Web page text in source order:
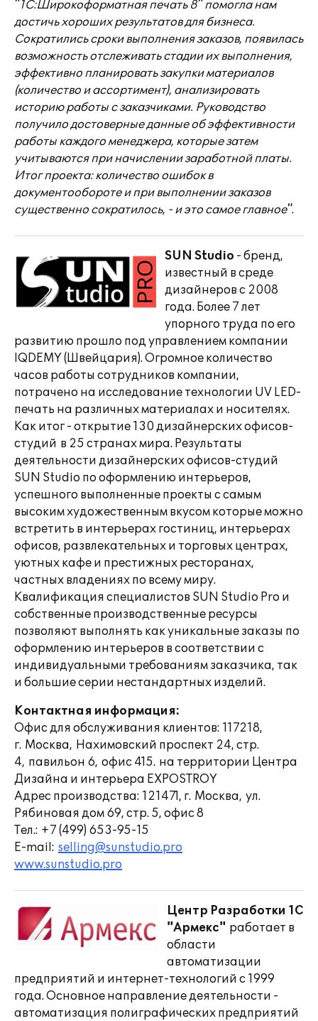
"1С:Широкоформатная печать 8" помогла нам
достичь хороших результатов для бизнеса.
Сократились сроки выполнения заказов, появилась
возможность отслеживать стадии их выполнения,
эффективно планировать закупки материалов
(количество и ассортимент), анализировать
историю работы с заказчиками. Руководство
получило достоверные данные об эффективности
работы каждого менеджера, которые затем
учитываются при начислении заработной платы.
Итог проекта: количество ошибок в
документообороте и при выполнении заказов
существенно сократилось, - и это самое главное".
SUN Studio - бренд,
известный в среде
дизайнеров с 2008
года. Более 7 лет
упорного труда по его
развитию прошло под управлением компании
IQDEMY (Швейцария). Огромное количество
часов работы сотрудников компании,
потрачено на исследование технологии UV LED-
печать на различных материалах и носителях.
Как итог - открытие 130 дизайнерских офисов-
студий в 25 странах мира. Результаты
деятельности дизайнерских офисов-студий
SUN Studio по оформлению интерьеров,
успешного выполненные проекты с самым
высоким художественным вкусом которые можно
встретить в интерьерах гостиниц, интерьерах
офисов, развлекательных и торговых центрах,
уютных кафе и престижных ресторанах,
частных владениях по всему миру.
Квалификация специалистов SUN Studio Pro и
собственные производственные ресурсы
позволяют выполнять как уникальные заказы по
оформлению интерьеров в соответствии с
индивидуальными требованиям заказчика, так
и большие серии нестандартных изделий.
Контактная информация:
Офис для обслуживания клиентов: 117218,
г. Москва, Нахимовский проспект 24, стр.
4, павильон 6, офис 415. на территории Центра
Дизайна и интерьера EXPOSTROY
Адрес производства: 121471, г. Москва, ул.
Рябиновая дом 69, стр. 5, офис 8
Тел.: +7 (499) 653-95-15
E-mail: selling@sunstudio.pro
www.sunstudio.pro
Центр Разработки 1С
"Армекс" работает в
области
автоматизации
предприятий и интернет-технологий с 1999
года. Основное направление деятельности -
автоматизация полиграфических предприятий